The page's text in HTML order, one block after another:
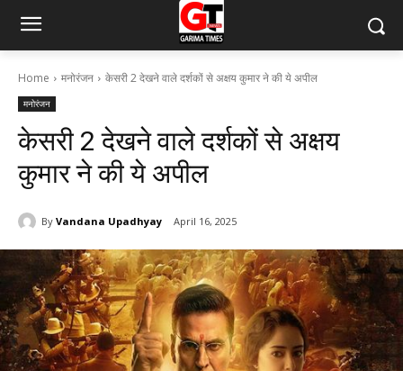
Home मनोरंजन केसरी 2 देखने वाले दर्शकों से अक्षय कुमार ने की ये अपील
मनोरंजन
केसरी 2 देखने वाले दर्शकों से अक्षय
कुमार ने की ये अपील
By Vandana Upadhyay April 16, 2025